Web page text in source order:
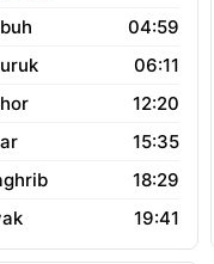
04:59
06:11
12:20
15:35
18:29
19:41